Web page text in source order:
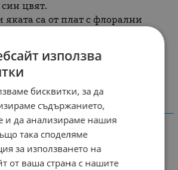
цвят.
яката са от плат с флорални
50% полиестер.
използва
бисквитки, за да
съдържанието,
и да анализираме нашия
така споделяме
за използването на
от ваша страна с нашите